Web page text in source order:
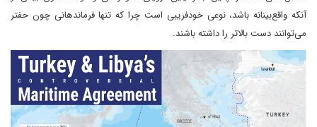
آنکه واقع‌بینانه باشد، نوعی خودفریبی است چرا که تنها فرماندهانی چون حفتر
می‌توانند دست بالاتر را داشته باشند.